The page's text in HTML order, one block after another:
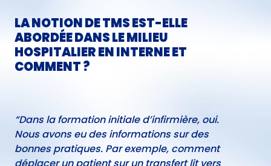
LA NOTION DE TMS EST-ELLE
ABORDÉE DANS LE MILIEU
HOSPITALIER EN INTERNE ET
COMMENT ?
“Dans la formation initiale d’infirmière, oui.
Nous avons eu des informations sur des
bonnes pratiques. Par exemple, comment